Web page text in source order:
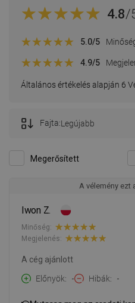
4.8/
Általános értékelés alapján 6
5.0/5
4.9/5
Megerősített
Fajta:Legújabb
A vélemény ezt
Iwon Z.
Minőség:
Megjelenés:
A cég ajánlott
Előnyök
- Hibák -